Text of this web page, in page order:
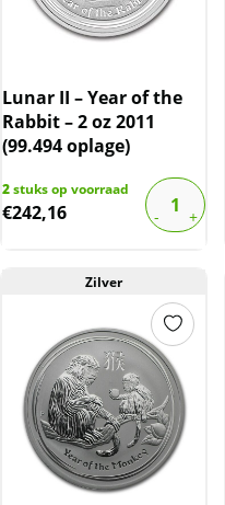
Lunar II – Year of the
Rabbit – 2 oz 2011
(99.494 oplage)
2stuks op voorraad
€242,16
Zilver